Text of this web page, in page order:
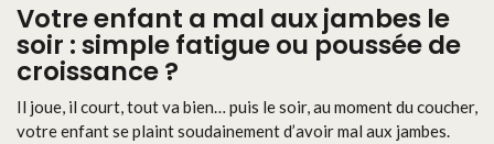
Votre enfant a mal aux jambes le
soir : simple fatigue ou poussée de
croissance ?
Il joue, il court, tout va bien… puis le soir, au moment du coucher,
votre enfant se plaint soudainement d’avoir mal aux jambes.